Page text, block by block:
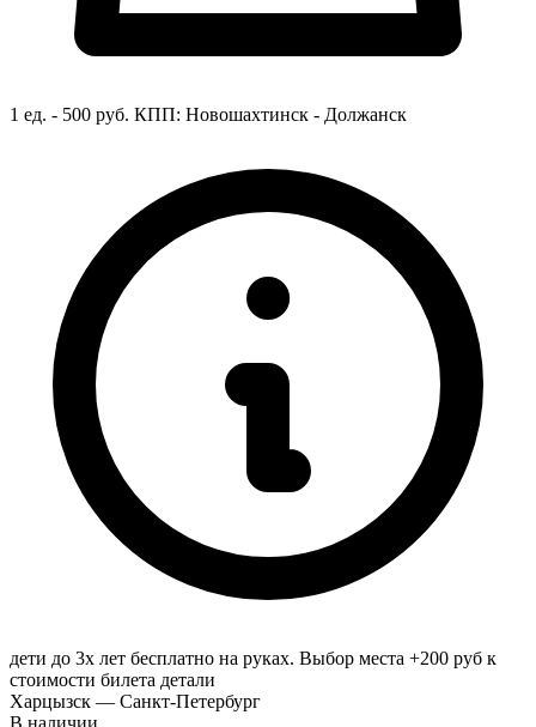
1 ед. - 500 руб. КПП: Новошахтинск - Должанск
дети до 3х лет бесплатно на руках. Выбор места +200 руб к
стоимости билета детали
Харцызск — Санкт-Петербург
В наличии